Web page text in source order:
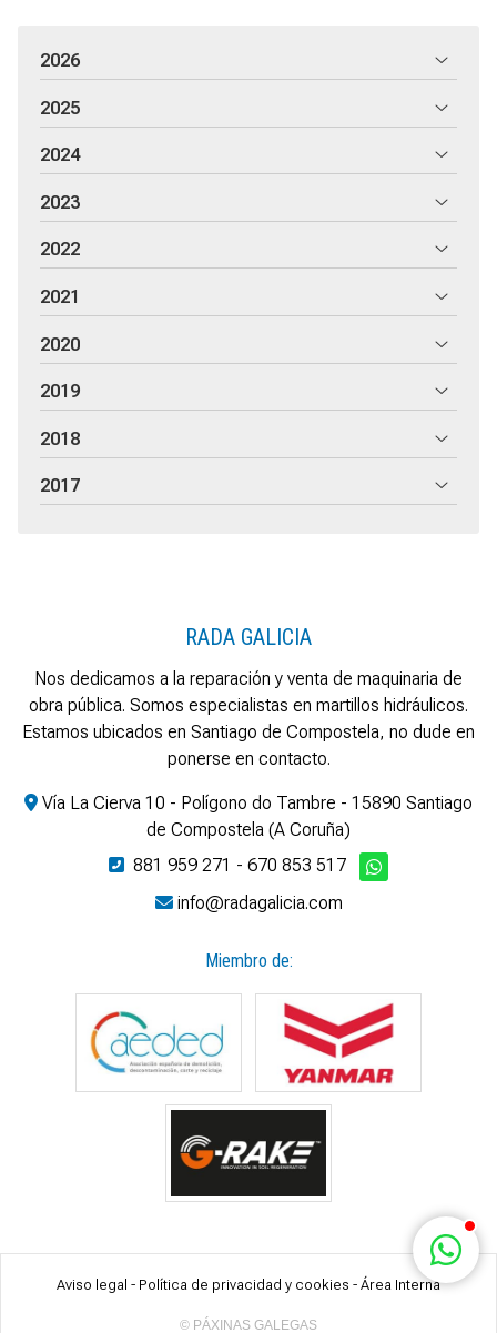
2026
2025
2024
2023
2022
2021
2020
2019
2018
2017
RADA GALICIA
Nos dedicamos a la reparación y venta de maquinaria de
obra pública. Somos especialistas en martillos hidráulicos.
Estamos ubicados en Santiago de Compostela, no dude en
ponerse en contacto.
Vía La Cierva 10 - Polígono do Tambre - 15890 Santiago
de Compostela (A Coruña)
881 959 271 - 670 853 517
info@radagalicia.com
Miembro de:
Aviso legal - Política de privacidad y cookies - Área Interna
© PÁXINAS GALEGAS